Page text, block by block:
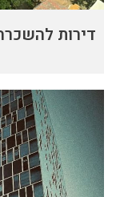
דירות